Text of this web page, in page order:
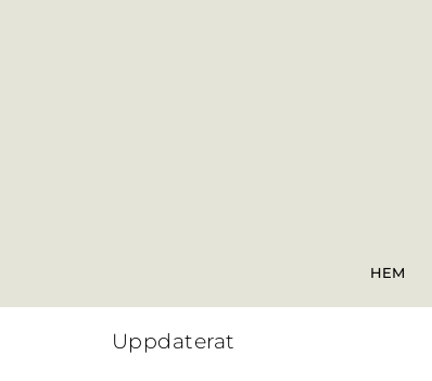
HEM
Uppdaterat